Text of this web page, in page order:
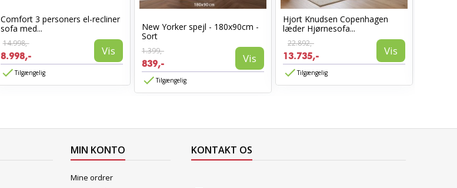
Comfort 3 personers el-recliner
sofa med...
14.998,-
8.998,- Vis
Tilgængelig
New Yorker spejl - 180x90cm -
Sort
1.399,-
839,- Vis
Tilgængelig
Hjort Knudsen Copenhagen
læder Hjørnesofa...
22.892,-
13.735,- Vis
Tilgængelig
MIN KONTO
Mine ordrer
KONTAKT OS